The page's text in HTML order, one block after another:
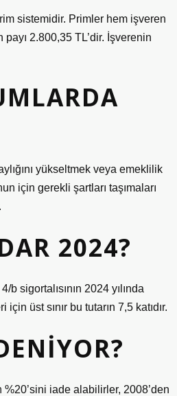
sistemidir. Primler hem işveren
2.800,35 TL’dir. İşverenin
yükseltmek veya emeklilik
için gerekli şartları taşımaları
2024?
sigortalısının 2024 yılında
üst sınır bu tutarın 7,5 katıdır.
iade alabilirler, 2008’den